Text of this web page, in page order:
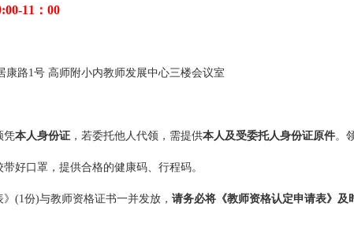
:00-11：00
康路1号 高师附小内教师发展中心三楼会议室
凭本人身份证 ，若委托他人代领，需提供本人及受委托人身份证原件。
好口罩，提供合格的健康码、行程码。
(1份)与教师资格证书一并发放， 请务必将《教师资格认定申请表》